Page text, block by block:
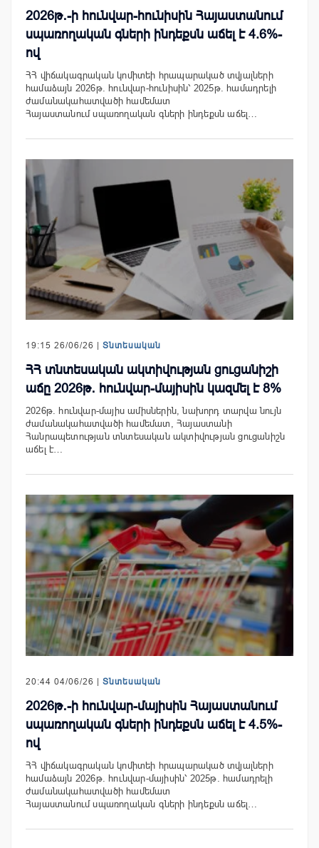
2026թ․-ի հունվար-հունիսին Հայաստանում
սպառողական գների ինդեքսն աճել է 4.6%-
ով
ՀՀ վիճակագրական կոմիտեի հրապարակած տվյալների
համաձայն 2026թ. հունվար-հունիսին՝ 2025թ. համադրելի
ժամանակահատվածի համեմատ
Հայաստանում սպառողական գների ինդեքսն աճել…
19:15 26/06/26 | Տնտեսական
ՀՀ տնտեսական ակտիվության ցուցանիշի
աճը 2026թ․ հունվար-մայիսին կազմել է 8%
2026թ. հունվար-մայիս ամիսներին, նախորդ տարվա նույն
ժամանակահատվածի համեմատ, Հայաստանի
Հանրապետության տնտեսական ակտիվության ցուցանիշն
աճել է…
20:44 04/06/26 | Տնտեսական
2026թ․-ի հունվար-մայիսին Հայաստանում
սպառողական գների ինդեքսն աճել է 4.5%-
ով
ՀՀ վիճակագրական կոմիտեի հրապարակած տվյալների
համաձայն 2026թ. հունվար-մայիսին՝ 2025թ. համադրելի
ժամանակահատվածի համեմատ
Հայաստանում սպառողական գների ինդեքսն աճել…